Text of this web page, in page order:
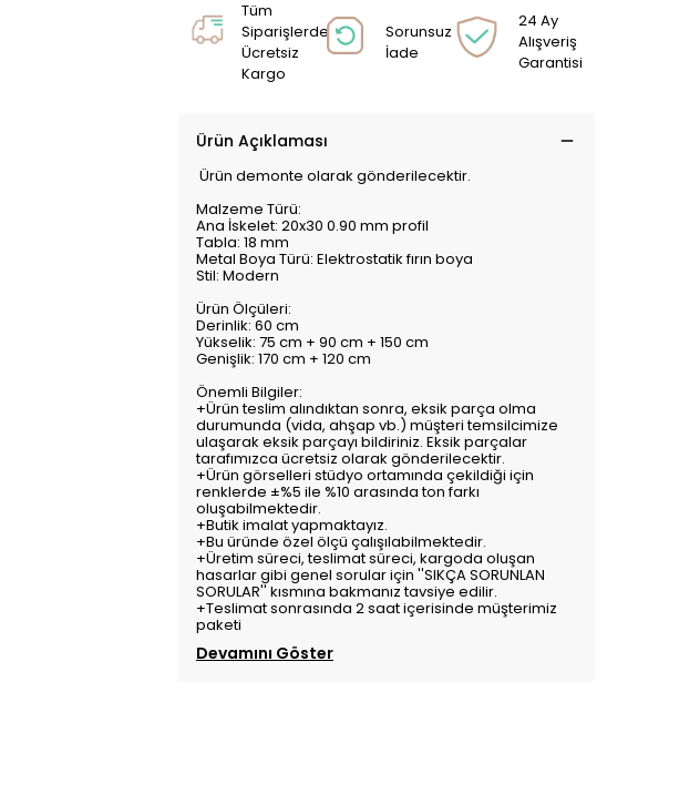
Tüm
Siparişlerde
Ücretsiz
Kargo
Sorunsuz
İade
24 Ay
Alışveriş
Garantisi
Ürün Açıklaması
Ürün demonte olarak gönderilecektir.
Malzeme Türü:
Ana İskelet: 20x30 0.90 mm profil
Tabla: 18 mm
Metal Boya Türü: Elektrostatik fırın boya
Stil: Modern
Ürün Ölçüleri:
Derinlik: 60 cm
Yükselik: 75 cm + 90 cm + 150 cm
Genişlik: 170 cm + 120 cm
Önemli Bilgiler:
+Ürün teslim alındıktan sonra, eksik parça olma
durumunda (vida, ahşap vb.) müşteri temsilcimize
ulaşarak eksik parçayı bildiriniz. Eksik parçalar
tarafımızca ücretsiz olarak gönderilecektir.
+Ürün görselleri stüdyo ortamında çekildiği için
renklerde ±%5 ile %10 arasında ton farkı
oluşabilmektedir.
+Butik imalat yapmaktayız.
+Bu üründe özel ölçü çalışılabilmektedir.
+Üretim süreci, teslimat süreci, kargoda oluşan
hasarlar gibi genel sorular için ''SIKÇA SORUNLAN
SORULAR'' kısmına bakmanız tavsiye edilir.
+Teslimat sonrasında 2 saat içerisinde müşterimiz
paketi
Devamını Göster